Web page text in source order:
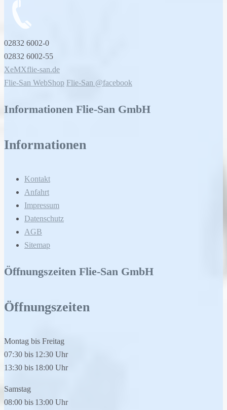
02832 6002-0
02832 6002-55
XeMXflie-san.de
Flie-San WebShop Flie-San @facebook
Informationen Flie-San GmbH
Informationen
Kontakt
Anfahrt
Impressum
Datenschutz
AGB
Sitemap
Öffnungszeiten Flie-San GmbH
Öffnungszeiten
Montag bis Freitag
07:30 bis 12:30 Uhr
13:30 bis 18:00 Uhr
Samstag
08:00 bis 13:00 Uhr